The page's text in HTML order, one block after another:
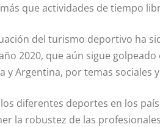
que actividades de tiempo
del turismo deportivo ha
2020, que aún sigue
y Argentina, por temas sociales
diferentes deportes en los
la robustez de las